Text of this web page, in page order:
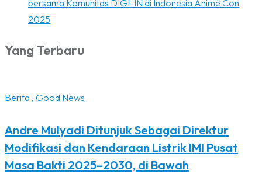
bersama Komunitas DIGI-IN di Indonesia Anime Con
2025
Yang Terbaru
Berita , Good News
Andre Mulyadi Ditunjuk Sebagai Direktur
Modifikasi dan Kendaraan Listrik IMI Pusat
Masa Bakti 2025–2030, di Bawah